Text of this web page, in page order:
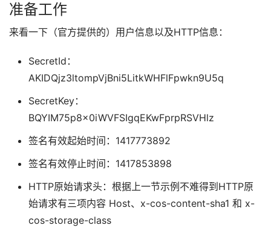
准备工作
来看一下（官方提供的）用户信息以及HTTP信息：
SecretId：
AKIDQjz3ltompVjBni5LitkWHFlFpwkn9U5q
SecretKey：
BQYIM75p8x0iWVFSIgqEKwFprpRSVHlz
签名有效起始时间：1417773892
签名有效停止时间：1417853898
HTTP原始请求头：根据上一节示例不难得到HTTP原
始请求有三项内容 Host、x-cos-content-sha1 和 x-
cos-storage-class